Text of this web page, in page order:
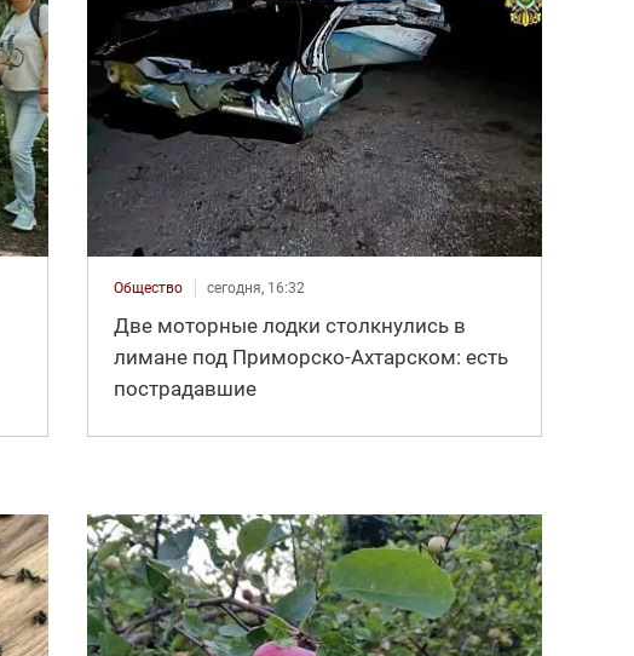
Общество сегодня, 16:32
Две моторные лодки столкнулись в
лимане под Приморско-Ахтарском: есть
пострадавшие